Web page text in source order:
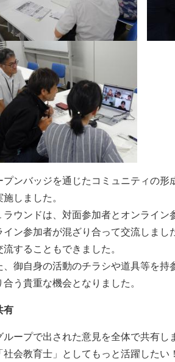
ンバッジを通じたコミュニティの形
施しました。
ウンドは、対面参加者とオンライン
イン参加者が混ざり合って交流しま
流することもできました。
御自身の活動のチラシや道具等を持
合う貴重な機会となりました。
有
ープで出された意見を全体で共有し
会教育士」としてもっと活躍したい